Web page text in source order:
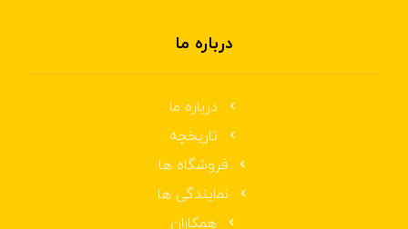
درباره ما
درباره ما
تاریخچه
فروشگاه ها
نمایندگی ها
همکاران